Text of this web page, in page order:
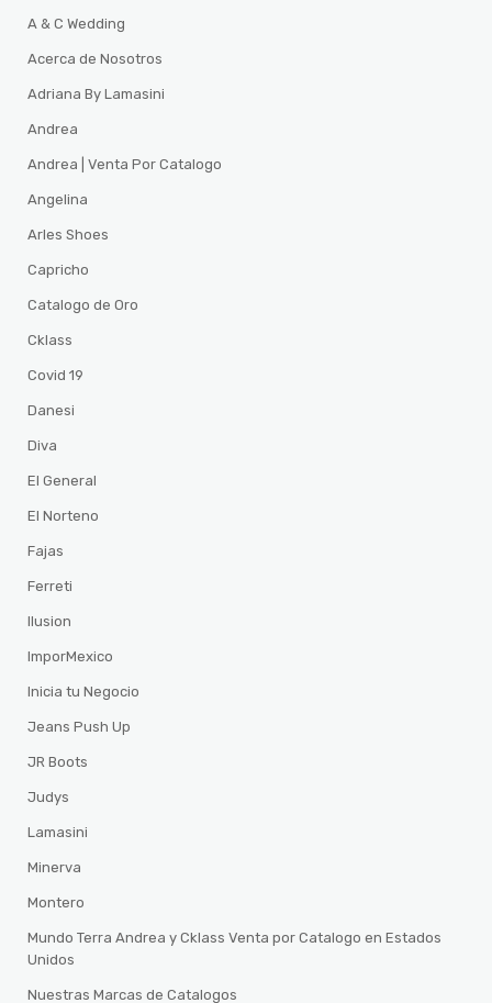
A & C Wedding
Acerca de Nosotros
Adriana By Lamasini
Andrea
Andrea | Venta Por Catalogo
Angelina
Arles Shoes
Capricho
Catalogo de Oro
Cklass
Covid 19
Danesi
Diva
El General
El Norteno
Fajas
Ferreti
Ilusion
ImporMexico
Inicia tu Negocio
Jeans Push Up
JR Boots
Judys
Lamasini
Minerva
Montero
Mundo Terra Andrea y Cklass Venta por Catalogo en Estados
Unidos
Nuestras Marcas de Catalogos